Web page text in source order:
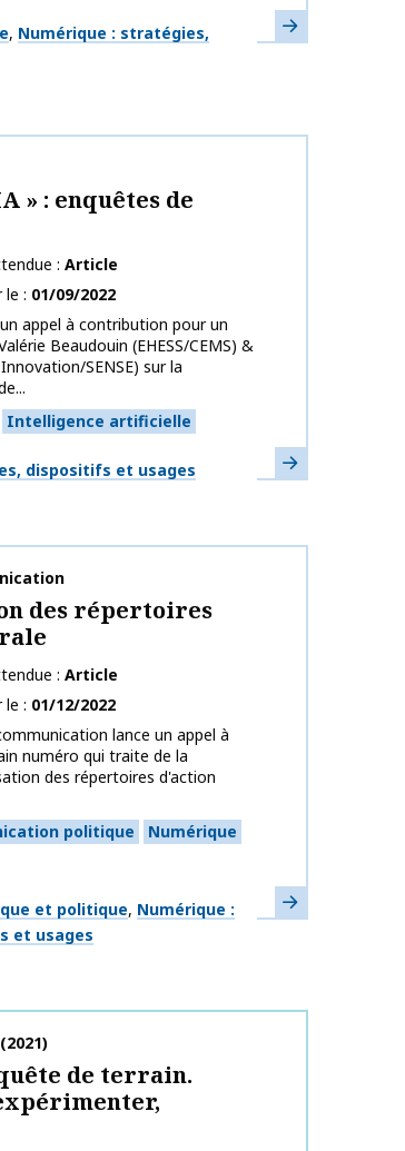
Numérique : stratégies,
En savoir plus
» : enquêtes de
Article
le
01/09/2022
appel à contribution pour un
Beaudouin (EHESS/CEMS) &
SENSE) sur la
Intelligence artificielle
dispositifs et usages En savoir plus
des répertoires
Article
le
01/12/2022
lance un appel à
numéro qui traite de la
des répertoires d'action
politique
Numérique
et politique Numérique :
et usages
En savoir plus
de terrain.